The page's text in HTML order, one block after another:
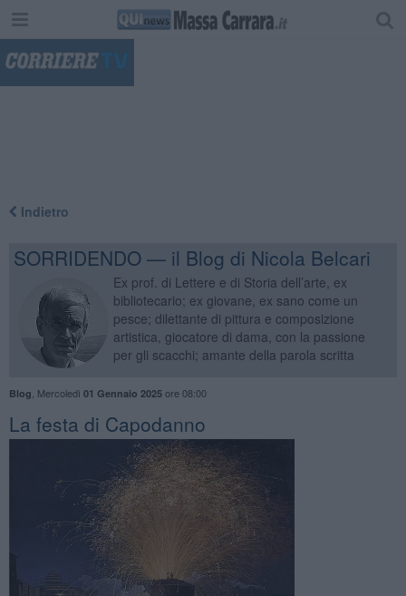
Indietro
SORRIDENDO — il Blog di Nicola Belcari
Ex prof. di Lettere e di Storia dell’arte, ex
bibliotecario; ex giovane, ex sano come un
pesce; dilettante di pittura e composizione
artistica, giocatore di dama, con la passione
per gli scacchi; amante della parola scritta
Blog Mercoledì 01 Gennaio 2025ore 08:00
La festa di Capodanno